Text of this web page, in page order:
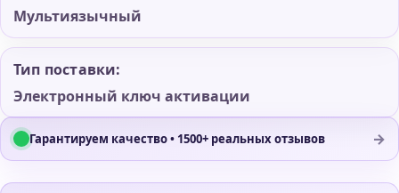
Мультиязычный
Тип поставки:
Электронный ключ активации
Гарантируем качество • 1500+ реальных отзывов →